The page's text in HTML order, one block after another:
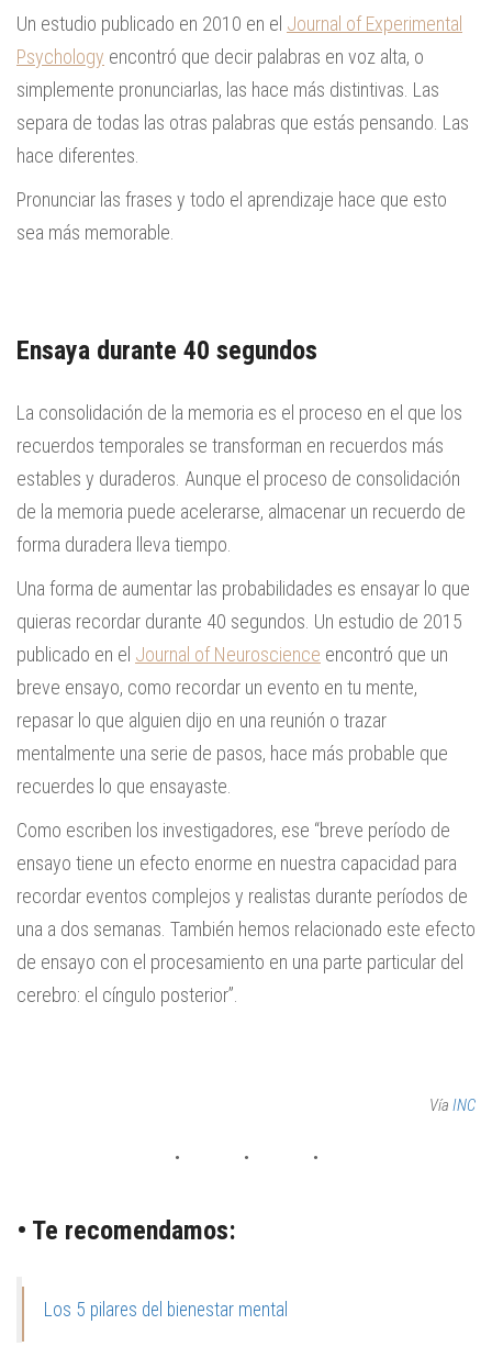
Un estudio publicado en 2010 en el Journal of Experimental
Psychology encontró que decir palabras en voz alta, o
simplemente pronunciarlas, las hace más distintivas. Las
separa de todas las otras palabras que estás pensando. Las
hace diferentes.
Pronunciar las frases y todo el aprendizaje hace que esto
sea más memorable.
Ensaya durante 40 segundos
La consolidación de la memoria es el proceso en el que los
recuerdos temporales se transforman en recuerdos más
estables y duraderos. Aunque el proceso de consolidación
de la memoria puede acelerarse, almacenar un recuerdo de
forma duradera lleva tiempo.
Una forma de aumentar las probabilidades es ensayar lo que
quieras recordar durante 40 segundos. Un estudio de 2015
publicado en el Journal of Neuroscience encontró que un
breve ensayo, como recordar un evento en tu mente,
repasar lo que alguien dijo en una reunión o trazar
mentalmente una serie de pasos, hace más probable que
recuerdes lo que ensayaste.
Como escriben los investigadores, ese “breve período de
ensayo tiene un efecto enorme en nuestra capacidad para
recordar eventos complejos y realistas durante períodos de
una a dos semanas. También hemos relacionado este efecto
de ensayo con el procesamiento en una parte particular del
cerebro: el cíngulo posterior”.
Vía INC
• Te recomendamos:
Los 5 pilares del bienestar mental